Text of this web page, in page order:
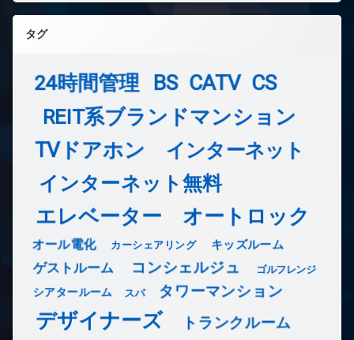
タグ
24時間管理 BS CATV CS
REIT系ブランドマンション
TVドアホン インターネット
インターネット無料
エレベーター オートロック
オール電化 カーシェアリング キッズルーム
ゲストルーム コンシェルジュ ゴルフレンジ
シアタールーム スパ タワーマンション
デザイナーズ トランクルーム